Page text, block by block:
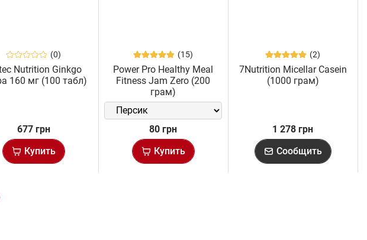
(0)
Nutrition Ginkgo
160 мг (100 табл)
677 грн
Купить
(15)
Power Pro Healthy Meal
Fitness Jam Zero (200
грам)
80 грн
Купить
(2)
7Nutrition Micellar Casein
(1000 грам)
1 278 грн
Сообщить